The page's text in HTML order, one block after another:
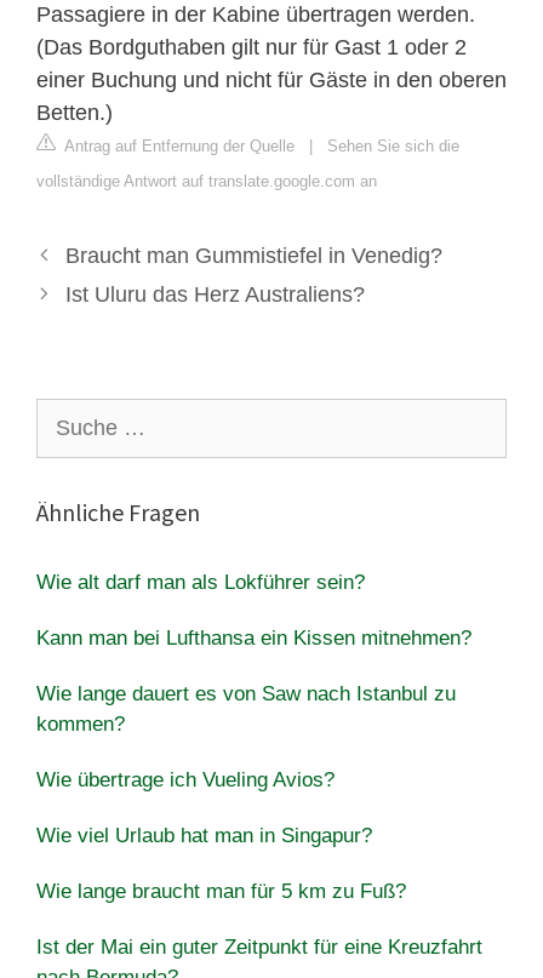
Passagiere in der Kabine übertragen werden.
(Das Bordguthaben gilt nur für Gast 1 oder 2
einer Buchung und nicht für Gäste in den oberen
Betten.)
Antrag auf Entfernung der Quelle | Sehen Sie sich die
vollständige Antwort auf translate.google.com an
Braucht man Gummistiefel in Venedig?
Ist Uluru das Herz Australiens?
nach:
Ähnliche Fragen
Wie alt darf man als Lokführer sein?
Kann man bei Lufthansa ein Kissen mitnehmen?
Wie lange dauert es von Saw nach Istanbul zu
kommen?
Wie übertrage ich Vueling Avios?
Wie viel Urlaub hat man in Singapur?
Wie lange braucht man für 5 km zu Fuß?
Ist der Mai ein guter Zeitpunkt für eine Kreuzfahrt